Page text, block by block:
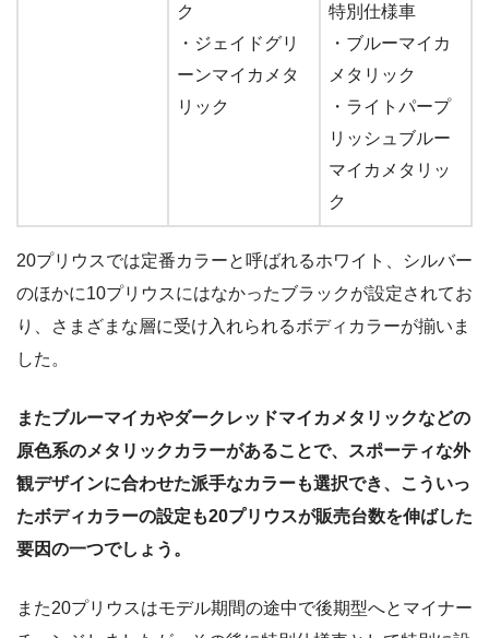
ク
・ジェイドグリ
ーンマイカメタ
リック
特別仕様車
・ブルーマイカ
メタリック
・ライトパープ
リッシュブルー
マイカメタリッ
ク
20プリウスでは定番カラーと呼ばれるホワイト、シルバー
のほかに10プリウスにはなかったブラックが設定されてお
り、さまざまな層に受け入れられるボディカラーが揃いま
した。
またブルーマイカやダークレッドマイカメタリックなどの
原色系のメタリックカラーがあることで、スポーティな外
観デザインに合わせた派手なカラーも選択でき、こういっ
たボディカラーの設定も20プリウスが販売台数を伸ばした
要因の一つでしょう。
また20プリウスはモデル期間の途中で後期型へとマイナー